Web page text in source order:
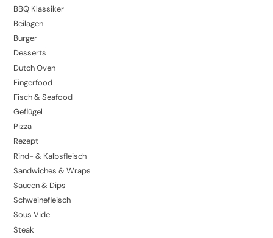
BBQ Klassiker
Beilagen
Burger
Desserts
Dutch Oven
Fingerfood
Fisch & Seafood
Geflügel
Pizza
Rezept
Rind- & Kalbsfleisch
Sandwiches & Wraps
Saucen & Dips
Schweinefleisch
Sous Vide
Steak